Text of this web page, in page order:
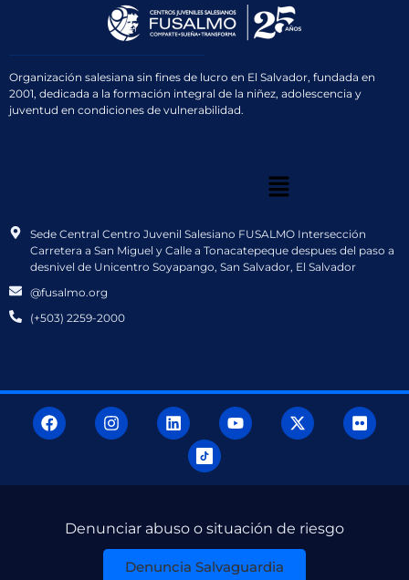
Organización salesiana sin fines de lucro en El Salvador, fundada en
2001, dedicada a la formación integral de la niñez, adolescencia y
juventud en condiciones de vulnerabilidad.
Sede Central Centro Juvenil Salesiano FUSALMO Intersección
Carretera a San Miguel y Calle a Tonacatepeque despues del paso a
desnivel de Unicentro Soyapango, San Salvador, El Salvador
@fusalmo.org
(+503) 2259-2000
Denunciar abuso o situación de riesgo
Denuncia Salvaguardia